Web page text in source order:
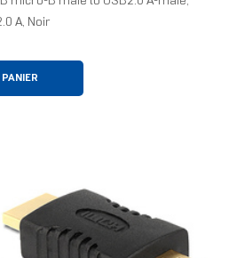
A, Noir